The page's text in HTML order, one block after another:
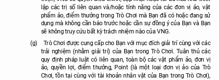
lập các trị số liên quan và/hoặc tính năng của các đơn vị ảo, vật
phẩm ảo, điểm thưởng trong Trò Chơi mà Bạn đã có hoặc đang sử
dụng mà không cần báo trước hoặc cần sự đồng ý của Bạn và Bạn
sẽ không truy cứu bất kỳ trách nhiệm nào của VNG.
(g)
Trò Chơi được cung cấp cho Bạn với mục đích giải trí cùng với các
trải nghiệm (nhằm giải trí) của Bạn trong Trò Chơi. Tuân thủ các
quy định pháp luật có liên quan, toàn bộ các vật phẩm ảo, đơn vị
ảo, quyền lợi, điểm thưởng, Point (là một loại đơn vị ảo của Trò
Chơi, tồn tại cùng với tài khoản nhân vật của Bạn trong Trò Chơi),